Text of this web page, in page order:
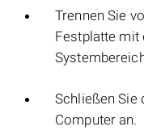
Trennen Sie
Festplatte mit
Schließen Sie
Computer an.